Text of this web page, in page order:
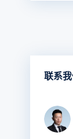
联系我